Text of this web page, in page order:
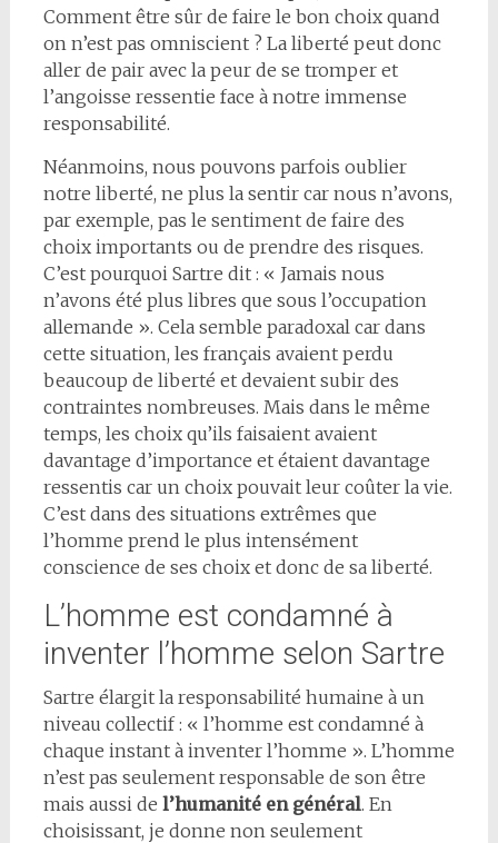
Comment être sûr de faire le bon choix quand
on n’est pas omniscient ? La liberté peut donc
aller de pair avec la peur de se tromper et
l’angoisse ressentie face à notre immense
responsabilité.
Néanmoins, nous pouvons parfois oublier
notre liberté, ne plus la sentir car nous n’avons,
par exemple, pas le sentiment de faire des
choix importants ou de prendre des risques.
C’est pourquoi Sartre dit : « Jamais nous
n’avons été plus libres que sous l’occupation
allemande ». Cela semble paradoxal car dans
cette situation, les français avaient perdu
beaucoup de liberté et devaient subir des
contraintes nombreuses. Mais dans le même
temps, les choix qu’ils faisaient avaient
davantage d’importance et étaient davantage
ressentis car un choix pouvait leur coûter la vie.
C’est dans des situations extrêmes que
l’homme prend le plus intensément
conscience de ses choix et donc de sa liberté.
L’homme est condamné à
inventer l’homme selon Sartre
Sartre élargit la responsabilité humaine à un
niveau collectif : « l’homme est condamné à
chaque instant à inventer l’homme ». L’homme
n’est pas seulement responsable de son être
mais aussi de l’humanité en général. En
choisissant, je donne non seulement